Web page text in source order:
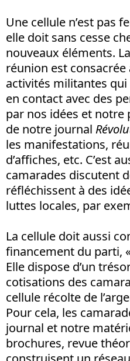
Une cellule n’est pas
elle doit sans cesse
nouveaux éléments.
réunion est consacrée
activités militantes
en contact avec des
par nos idées et
de notre journal
les manifestations,
d’affiches, etc. C’est
camarades discutent
réfléchissent à des
luttes locales, par
La cellule doit aussi
financement du parti,
Elle dispose d’un
cotisations des
cellule récolte de
Pour cela, les
journal et notre
brochures, revue